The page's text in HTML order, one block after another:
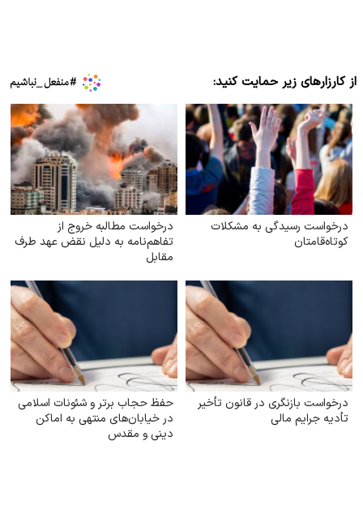
از کارزارهای زیر حمایت کنید:
درخواست رسیدگی به مشکلات
کوتاه‌قامتان
درخواست مطالبه خروج از
تفاهم‌نامه به دلیل نقض عهد طرف
مقابل
درخواست بازنگری در قانون تأخیر
تأدیه جرایم مالی
حفظ حجاب برتر و شئونات اسلامی
در خیابان‌های منتهی به اماکن
دینی و مقدس